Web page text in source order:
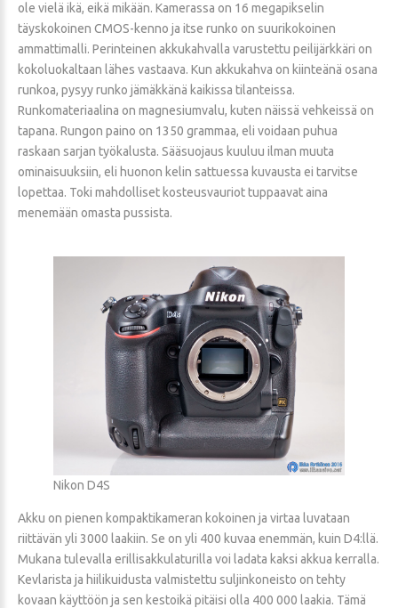
ole vielä ikä, eikä mikään. Kamerassa on 16 megapikselin
täyskokoinen CMOS-kenno ja itse runko on suurikokoinen
ammattimalli. Perinteinen akkukahvalla varustettu peilijärkkäri on
kokoluokaltaan lähes vastaava. Kun akkukahva on kiinteänä osana
runkoa, pysyy runko jämäkkänä kaikissa tilanteissa.
Runkomateriaalina on magnesiumvalu, kuten näissä vehkeissä on
tapana. Rungon paino on 1350 grammaa, eli voidaan puhua
raskaan sarjan työkalusta. Sääsuojaus kuuluu ilman muuta
ominaisuuksiin, eli huonon kelin sattuessa kuvausta ei tarvitse
lopettaa. Toki mahdolliset kosteusvauriot tuppaavat aina
menemään omasta pussista.
Nikon D4S
Akku on pienen kompaktikameran kokoinen ja virtaa luvataan
riittävän yli 3000 laakiin. Se on yli 400 kuvaa enemmän, kuin D4:llä.
Mukana tulevalla erillisakkulaturilla voi ladata kaksi akkua kerralla.
Kevlarista ja hiilikuidusta valmistettu suljinkoneisto on tehty
kovaan käyttöön ja sen kestoikä pitäisi olla 400 000 laakia. Tämä